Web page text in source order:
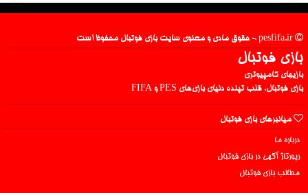
بازی فوتبال
بازیهای کامپیوتری
بازی فوتبال، قلب تپنده دنیای بازی‌های PES و FIFA
میانبرهای بازی فوتبال
درباره ما
رپورتاژ آگهی در بازی فوتبال
مطالب بازی فوتبال